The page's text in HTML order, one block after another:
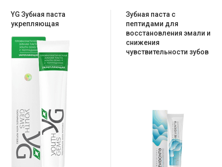
YG Зубная паста
укрепляющая
Зубная паста c
пептидами для
восстановления эмали и
снижения
чувствительности зубов